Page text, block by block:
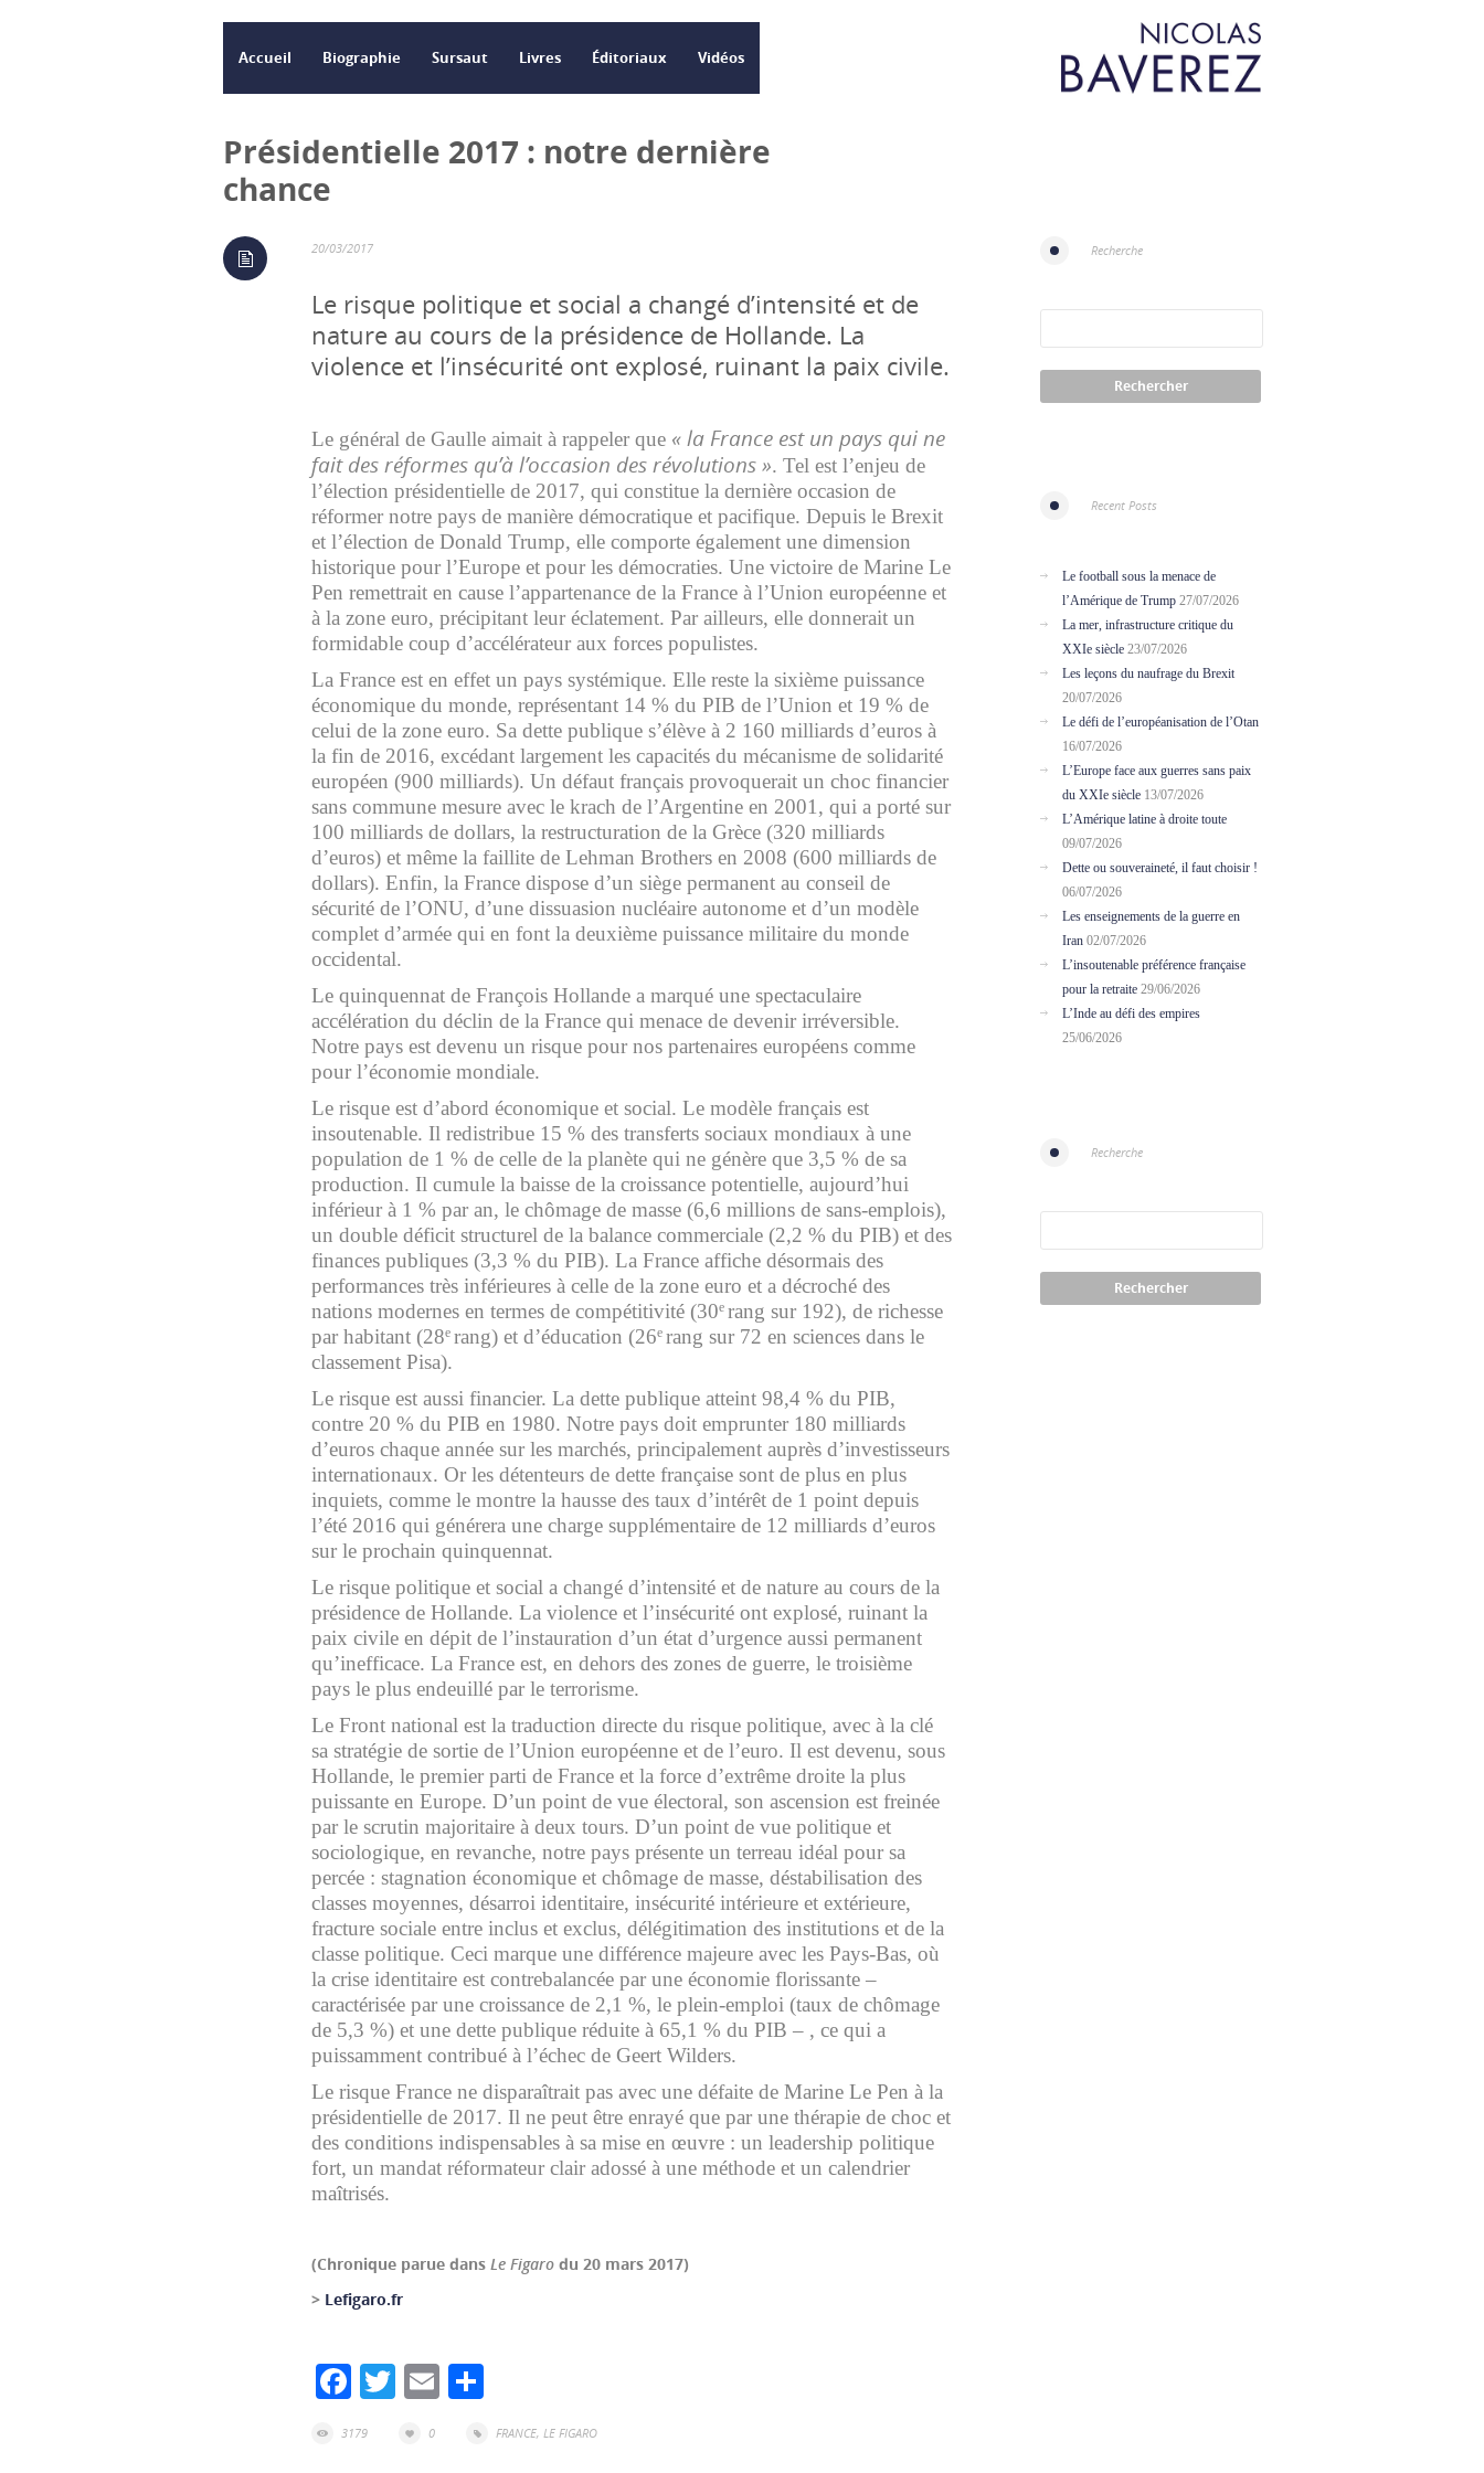
Accueil Biographie Sursaut Livres Éditoriaux Vidéos
Présidentielle 2017 : notre dernière
chance
20/03/2017
Le risque politique et social a changé d’intensité et de
nature au cours de la présidence de Hollande. La
violence et l’insécurité ont explosé, ruinant la paix civile.
Le général de Gaulle aimait à rappeler que « la France est un pays qui ne
fait des réformes qu’à l’occasion des révolutions ». Tel est l’enjeu de
l’élection présidentielle de 2017, qui constitue la dernière occasion de
réformer notre pays de manière démocratique et pacifique. Depuis le Brexit
et l’élection de Donald Trump, elle comporte également une dimension
historique pour l’Europe et pour les démocraties. Une victoire de Marine Le
Pen remettrait en cause l’appartenance de la France à l’Union européenne et
à la zone euro, précipitant leur éclatement. Par ailleurs, elle donnerait un
formidable coup d’accélérateur aux forces populistes.
La France est en effet un pays systémique. Elle reste la sixième puissance
économique du monde, représentant 14 % du PIB de l’Union et 19 % de
celui de la zone euro. Sa dette publique s’élève à 2 160 milliards d’euros à
la fin de 2016, excédant largement les capacités du mécanisme de solidarité
européen (900 milliards). Un défaut français provoquerait un choc financier
sans commune mesure avec le krach de l’Argentine en 2001, qui a porté sur
100 milliards de dollars, la restructuration de la Grèce (320 milliards
d’euros) et même la faillite de Lehman Brothers en 2008 (600 milliards de
dollars). Enfin, la France dispose d’un siège permanent au conseil de
sécurité de l’ONU, d’une dissuasion nucléaire autonome et d’un modèle
complet d’armée qui en font la deuxième puissance militaire du monde
occidental.
Le quinquennat de François Hollande a marqué une spectaculaire
accélération du déclin de la France qui menace de devenir irréversible.
Notre pays est devenu un risque pour nos partenaires européens comme
pour l’économie mondiale.
Le risque est d’abord économique et social. Le modèle français est
insoutenable. Il redistribue 15 % des transferts sociaux mondiaux à une
population de 1 % de celle de la planète qui ne génère que 3,5 % de sa
production. Il cumule la baisse de la croissance potentielle, aujourd’hui
inférieur à 1 % par an, le chômage de masse (6,6 millions de sans-emplois),
un double déficit structurel de la balance commerciale (2,2 % du PIB) et des
finances publiques (3,3 % du PIB). La France affiche désormais des
performances très inférieures à celle de la zone euro et a décroché des
nations modernes en termes de compétitivité (30e rang sur 192), de richesse
par habitant (28e rang) et d’éducation (26e rang sur 72 en sciences dans le
classement Pisa).
Le risque est aussi financier. La dette publique atteint 98,4 % du PIB,
contre 20 % du PIB en 1980. Notre pays doit emprunter 180 milliards
d’euros chaque année sur les marchés, principalement auprès d’investisseurs
internationaux. Or les détenteurs de dette française sont de plus en plus
inquiets, comme le montre la hausse des taux d’intérêt de 1 point depuis
l’été 2016 qui générera une charge supplémentaire de 12 milliards d’euros
sur le prochain quinquennat.
Le risque politique et social a changé d’intensité et de nature au cours de la
présidence de Hollande. La violence et l’insécurité ont explosé, ruinant la
paix civile en dépit de l’instauration d’un état d’urgence aussi permanent
qu’inefficace. La France est, en dehors des zones de guerre, le troisième
pays le plus endeuillé par le terrorisme.
Le Front national est la traduction directe du risque politique, avec à la clé
sa stratégie de sortie de l’Union européenne et de l’euro. Il est devenu, sous
Hollande, le premier parti de France et la force d’extrême droite la plus
puissante en Europe. D’un point de vue électoral, son ascension est freinée
par le scrutin majoritaire à deux tours. D’un point de vue politique et
sociologique, en revanche, notre pays présente un terreau idéal pour sa
percée : stagnation économique et chômage de masse, déstabilisation des
classes moyennes, désarroi identitaire, insécurité intérieure et extérieure,
fracture sociale entre inclus et exclus, délégitimation des institutions et de la
classe politique. Ceci marque une différence majeure avec les Pays-Bas, où
la crise identitaire est contrebalancée par une économie florissante –
caractérisée par une croissance de 2,1 %, le plein-emploi (taux de chômage
de 5,3 %) et une dette publique réduite à 65,1 % du PIB – , ce qui a
puissamment contribué à l’échec de Geert Wilders.
Le risque France ne disparaîtrait pas avec une défaite de Marine Le Pen à la
présidentielle de 2017. Il ne peut être enrayé que par une thérapie de choc et
des conditions indispensables à sa mise en œuvre : un leadership politique
fort, un mandat réformateur clair adossé à une méthode et un calendrier
maîtrisés.
(Chronique parue dans Le Figaro du 20 mars 2017)
> Lefigaro.fr
Facebook
TwitterEmail
3179 0 FRANCE, LE FIGARO
Recherche
Recent Posts
Le football sous la menace de
l’Amérique de Trump 27/07/2026
La mer, infrastructure critique du
XXIe siècle 23/07/2026
Les leçons du naufrage du Brexit
20/07/2026
Le défi de l’européanisation de l’Otan
16/07/2026
L’Europe face aux guerres sans paix
du XXIe siècle 13/07/2026
L’Amérique latine à droite toute
09/07/2026
Dette ou souveraineté, il faut choisir !
06/07/2026
Les enseignements de la guerre en
Iran 02/07/2026
L’insoutenable préférence française
pour la retraite 29/06/2026
L’Inde au défi des empires
25/06/2026
Recherche